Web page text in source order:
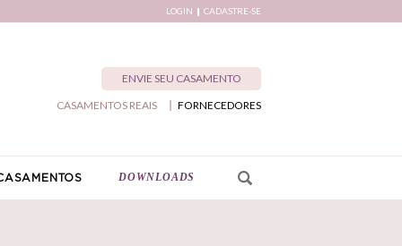
LOGIN CADASTRE-SE
ENVIE SEU CASAMENTO
FORNECEDORES
CASAMENTOS REAIS
DOWNLOADS